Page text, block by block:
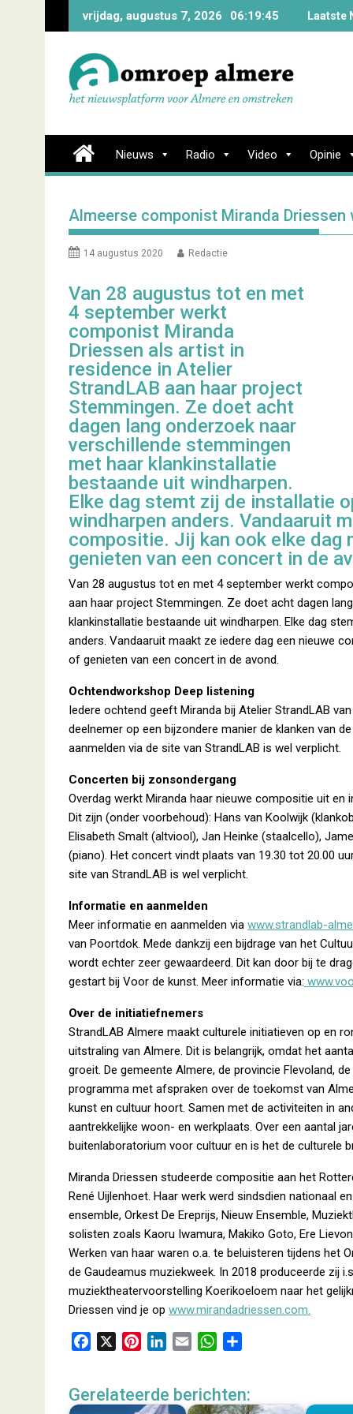
vrijdag, augustus 7, 2026 06:19:46 Laatste
Nieuws Radio Video Opinie
Almeerse componist Miranda
14 augustus 2020 Redactie
Van 28 augustus tot en met
4 september werkt
componist Miranda
Driessen als artist in
residence in Atelier
StrandLAB aan haar project
Stemmingen. Ze doet acht
dagen lang onderzoek naar
verschillende stemmingen
met haar klankinstallatie
bestaande uit windharpen.
Elke dag stemt zij de installatie
windharpen anders. Vandaaruit
compositie. Jij kan ook elke dag
genieten van een concert in de
Van 28 augustus tot en met 4 september werkt
aan haar project Stemmingen. Ze doet acht dagen
klankinstallatie bestaande uit windharpen. Elke dag
anders. Vandaaruit maakt ze iedere dag een nieuwe
of genieten van een concert in de avond.
Ochtendworkshop Deep listening
Iedere ochtend geeft Miranda bij Atelier StrandLAB
deelnemer op een bijzondere manier de klanken van
aanmelden via de site van StrandLAB is wel verplicht.
Concerten bij zonsondergang
Overdag werkt Miranda haar nieuwe compositie uit
Dit zijn (onder voorbehoud): Hans van Koolwijk
Elisabeth Smalt (altviool), Jan Heinke (staalcello),
(piano). Het concert vindt plaats van 19.30 tot 20.00
site van StrandLAB is wel verplicht.
Informatie en aanmelden
Meer informatie en aanmelden via www.strandlab-
van Poortdok. Mede dankzij een bijdrage van het
wordt echter zeer gewaardeerd. Dit kan door bij te
gestart bij Voor de kunst. Meer informatie via:
Over de initiatiefnemers
StrandLAB Almere maakt culturele initiatieven op en
uitstraling van Almere. Dit is belangrijk, omdat het
groeit. De gemeente Almere, de provincie Flevoland,
programma met afspraken over de toekomst van
kunst en cultuur hoort. Samen met de activiteiten in
aantrekkelijke woon- en werkplaats. Over een aantal
buitenlaboratorium voor cultuur en is het de culturele
Miranda Driessen studeerde compositie aan het
René Uijlenhoet. Haar werk werd sindsdien nationaal
ensemble, Orkest De Ereprijs, Nieuw Ensemble,
solisten zoals Kaoru Iwamura, Makiko Goto, Ere
Werken van haar waren o.a. te beluisteren tijdens het
de Gaudeamus muziekweek. In 2018 produceerde zij
muziektheatervoorstelling Koerikoeloem naar het
Driessen vind je op www.mirandadriessen.com.
e
t
k
i
W
t
e
Gerelateerde berichten: